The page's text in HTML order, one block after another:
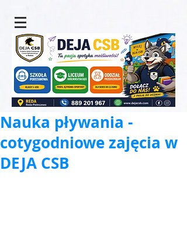
Nauka pływania -
cotygodniowe zajęcia w
DEJA CSB